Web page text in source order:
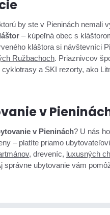
by ste v Pieninách nemali
– kúpeľná obec s
kláštora si návštevníci
Ružbachoch. Priaznivcov
cyklotrasy a SKI rezorty, ako
v
v Pieninách? U nás
– platíte priamo
, dreveníc, luxusných
správne ubytovanie vám